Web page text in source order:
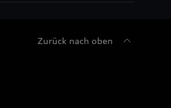
Zurück nach oben